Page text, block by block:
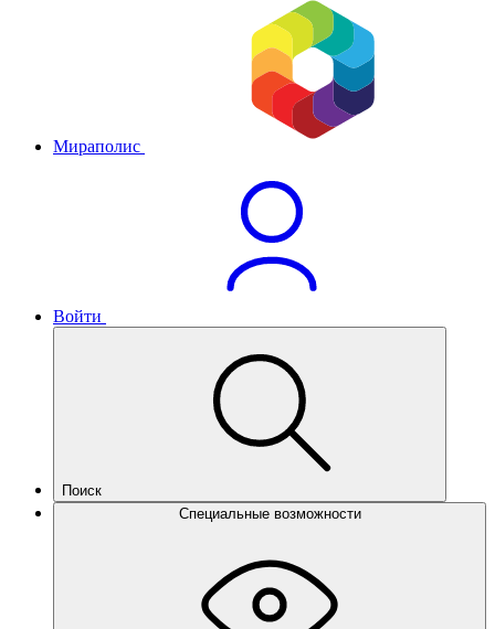
Мираполис
Войти
Поиск
Специальные возможности